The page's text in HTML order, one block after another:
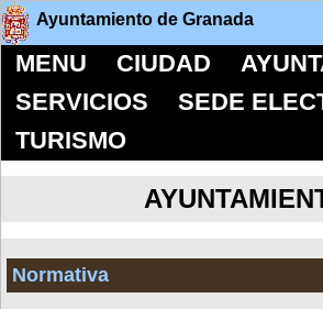
Ayuntamiento de Granada
MENU CIUDAD
SERVICIOS
SEDE
TURISMO
Normativa